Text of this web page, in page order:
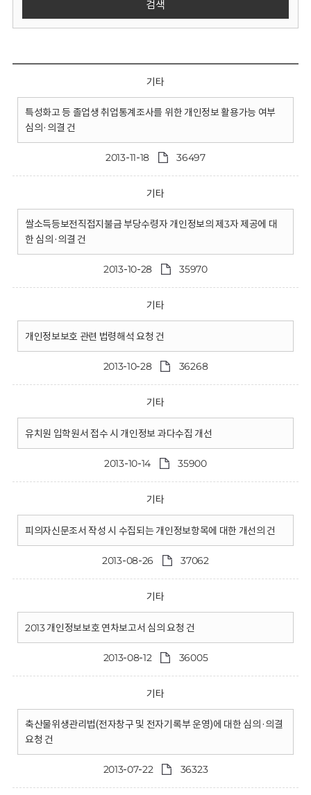
검색
기타
특성화고 등 졸업생 취업통계조사를 위한 개인정보 활용가능 여부
심의·의결 건
2013-11-18 36497
기타
쌀소득등보전직접지불금 부당수령자 개인정보의 제3자 제공에 대
한 심의·의결 건
2013-10-28 35970
기타
개인정보보호 관련 법령해석 요청 건
2013-10-28 36268
기타
유치원 입학원서 접수 시 개인정보 과다수집 개선
2013-10-14 35900
기타
피의자신문조서 작성 시 수집되는 개인정보항목에 대한 개선의 건
2013-08-26 37062
기타
2013 개인정보보호 연차보고서 심의 요청 건
2013-08-12 36005
기타
축산물위생관리법(전자창구 및 전자기록부 운영)에 대한 심의·의결
요청 건
2013-07-22 36323